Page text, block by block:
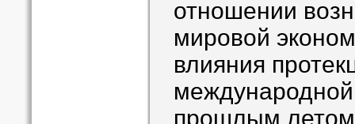
отношении
мировой
влияния
прошлым